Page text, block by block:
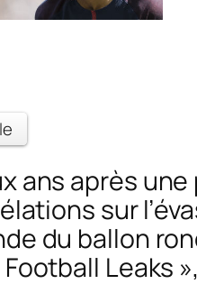
ans après
sur
du ballon
Leaks